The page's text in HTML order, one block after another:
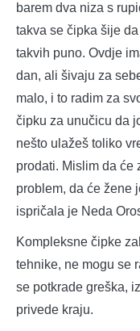
barem dva niza s
takva se čipka šije
takvih puno. Ovdje
dan, ali šivaju za
malo, i to radim za
čipku za unučicu da
nešto ulažeš toliko
prodati. Mislim da će
problem, da će žene
ispričala je Neda
Kompleksne čipke
tehnike, ne mogu se
se potkrade greška,
privede kraju.